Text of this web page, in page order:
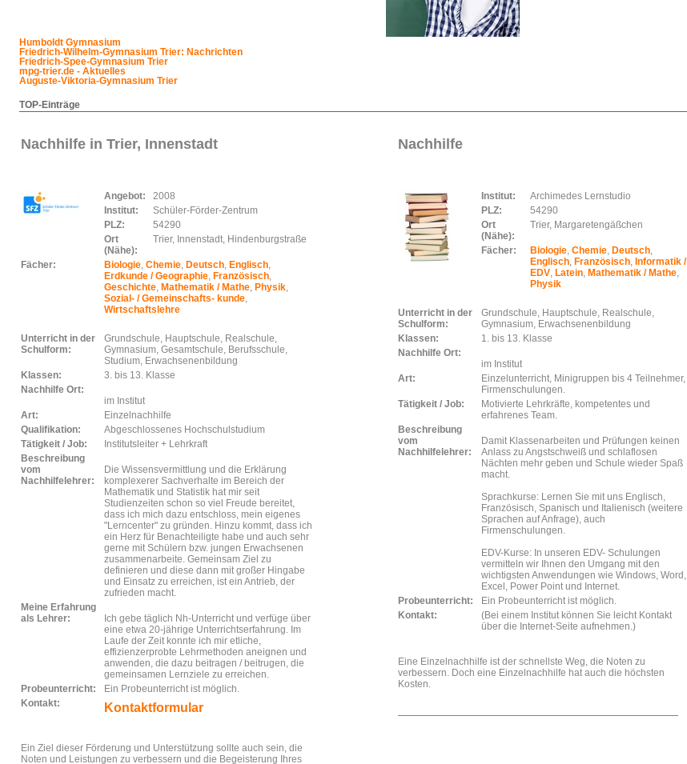
Humboldt Gymnasium
Friedrich-Wilhelm-Gymnasium Trier: Nachrichten
Friedrich-Spee-Gymnasium Trier
mpg-trier.de - Aktuelles
Auguste-Viktoria-Gymnasium Trier
TOP-Einträge
Nachhilfe in Trier, Innenstadt
Angebot:
2008
Institut:
Schüler-Förder-Zentrum
PLZ:
54290
Ort
(Nähe):
Trier, Innenstadt, Hindenburgstraße
Fächer: Biologie, Chemie, Deutsch, Englisch,
Erdkunde / Geographie, Französisch,
Geschichte, Mathematik / Mathe, Physik,
Sozial- / Gemeinschafts- kunde,
Wirtschaftslehre
Unterricht in der
Schulform:
Grundschule, Hauptschule, Realschule,
Gymnasium, Gesamtschule, Berufsschule,
Studium, Erwachsenenbildung
Klassen:
3. bis 13. Klasse
Nachhilfe Ort:
im Institut
Art:
Einzelnachhilfe
Qualifikation:
Abgeschlossenes Hochschulstudium
Tätigkeit / Job:
Institutsleiter + Lehrkraft
Beschreibung
vom
Nachhilfelehrer:
Die Wissensvermittlung und die Erklärung
komplexerer Sachverhalte im Bereich der
Mathematik und Statistik hat mir seit
Studienzeiten schon so viel Freude bereitet,
dass ich mich dazu entschloss, mein eigenes
"Lerncenter" zu gründen. Hinzu kommt, dass ich
ein Herz für Benachteiligte habe und auch sehr
gerne mit Schülern bzw. jungen Erwachsenen
zusammenarbeite. Gemeinsam Ziel zu
definieren und diese dann mit großer Hingabe
und Einsatz zu erreichen, ist ein Antrieb, der
zufrieden macht.
Meine Erfahrung
als Lehrer:
Ich gebe täglich Nh-Unterricht und verfüge über
eine etwa 20-jährige Unterrichtserfahrung. Im
Laufe der Zeit konnte ich mir etliche,
effizienzerprobte Lehrmethoden aneignen und
anwenden, die dazu beitragen / beitrugen, die
gemeinsamen Lernziele zu erreichen.
Probeunterricht:
Ein Probeunterricht ist möglich.
Kontakt:
Kontaktformular
Ein Ziel dieser Förderung und Unterstützung sollte auch sein, die
Noten und Leistungen zu verbessern und die Begeisterung Ihres
Nachhilfe
Institut:
Archimedes Lernstudio
PLZ:
54290
Ort
(Nähe):
Trier, Margaretengäßchen
Fächer: Biologie, Chemie, Deutsch,
Englisch, Französisch, Informatik /
EDV, Latein, Mathematik / Mathe,
Physik
Unterricht in der
Schulform:
Grundschule, Hauptschule, Realschule,
Gymnasium, Erwachsenenbildung
Klassen:
1. bis 13. Klasse
Nachhilfe Ort:
im Institut
Art:
Einzelunterricht, Minigruppen bis 4 Teilnehmer,
Firmenschulungen.
Tätigkeit / Job:
Motivierte Lehrkräfte, kompetentes und
erfahrenes Team.
Beschreibung
vom
Nachhilfelehrer:
Damit Klassenarbeiten und Prüfungen keinen
Anlass zu Angstschweiß und schlaflosen
Nächten mehr geben und Schule wieder Spaß
macht.
Sprachkurse: Lernen Sie mit uns Englisch,
Französisch, Spanisch und Italienisch (weitere
Sprachen auf Anfrage), auch
Firmenschulungen.
EDV-Kurse: In unseren EDV- Schulungen
vermitteln wir Ihnen den Umgang mit den
wichtigsten Anwendungen wie Windows, Word,
Excel, Power Point und Internet.
Probeunterricht:
Ein Probeunterricht ist möglich.
Kontakt:
(Bei einem Institut können Sie leicht Kontakt
über die Internet-Seite aufnehmen.)
Eine Einzelnachhilfe ist der schnellste Weg, die Noten zu
verbessern. Doch eine Einzelnachhilfe hat auch die höchsten
Kosten.